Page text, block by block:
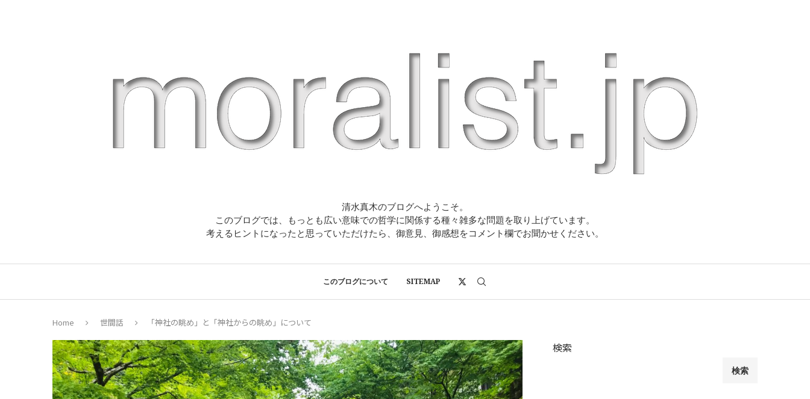
清水真木のブログへようこそ。
このブログでは、もっとも広い意味での哲学に関係する種々雑多な問題を取り上げています。
考えるヒントになったと思っていただけたら、御意見、御感想をコメント欄でお聞かせください。
このブログについて SITEMAP
Home 世間話 「神社の眺め」と「神社からの眺め」について
検索
検索